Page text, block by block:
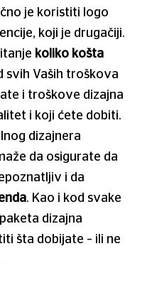
je koristiti logo
koji je drugačiji.
koliko košta
svih Vaših troškova
i troškove dizajna
i koji ćete dobiti.
dizajnera
da osigurate da
i da
. Kao i kod svake
dizajna
šta dobijate – ili ne